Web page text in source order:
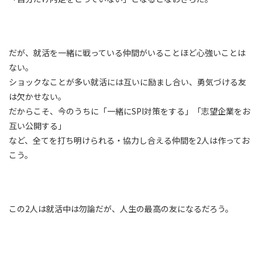
だが、就活を一緒に戦っている仲間がいることほど心強いことは
ない。
ショックなことが多い就活には互いに励まし合い、勇気づける友
は欠かせない。
だからこそ、今のうちに「一緒にSPI対策をする」「志望企業をお
互い公開する」
など、全てを打ち明けられる・協力し合える仲間を2人は作ってお
こう。
この2人は就活中は勿論だが、人生の最高の友になるだろう。